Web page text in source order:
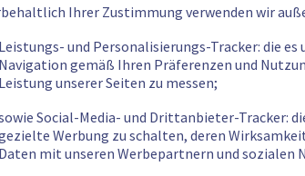
Ihrer Zustimmung verwenden wir
Leistungs- und Personalisierungs-Tracker: die
Navigation gemäß Ihren Präferenzen und
Leistung unserer Seiten zu messen;
Social-Media- und Drittanbieter-Tracker:
Werbung zu schalten, deren
Daten mit unseren Werbepartnern und sozialen